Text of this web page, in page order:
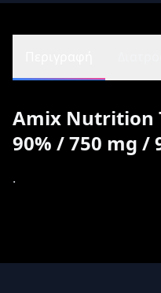
Amix Nutrition
90% / 750 mg /
.